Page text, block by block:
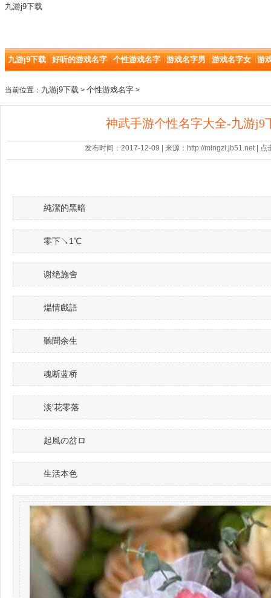
九游j9下载
九游j9下载 好听的游戏名字 个性游戏名字 游戏名字男 游戏名字女 游
当前位置： 九游j9下载 > 个性游戏名字 >
神武手游个性名字大全-九游j9
发布时间：2017-12-09 | 来源：http://mingzi.jb51.net | 点
純潔的黑暗
零下↘1℃
谢绝施舍
煴情戲語
聽聞余生
魂断蓝桥
淡′花零落
起風の岔ロ
生活本色